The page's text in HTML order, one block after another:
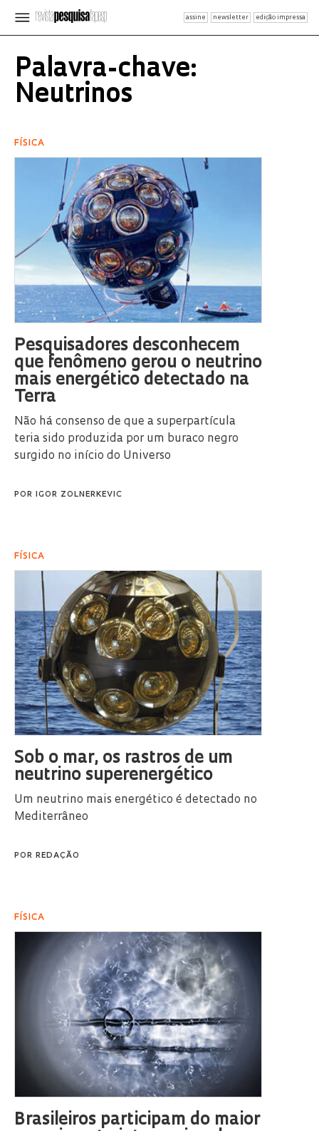
assine newsletter edição impressa
Palavra-chave:
Neutrinos
FÍSICA
Pesquisadores desconhecem
que fenômeno gerou o neutrino
mais energético detectado na
Terra
Não há consenso de que a superpartícula
teria sido produzida por um buraco negro
surgido no início do Universo
POR IGOR ZOLNERKEVIC
FÍSICA
Sob o mar, os rastros de um
neutrino superenergético
Um neutrino mais energético é detectado no
Mediterrâneo
POR REDAÇÃO
FÍSICA
Brasileiros participam do maior